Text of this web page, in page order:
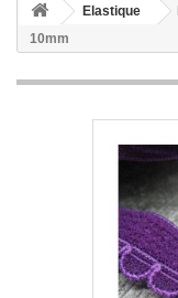
Elastique
10mm